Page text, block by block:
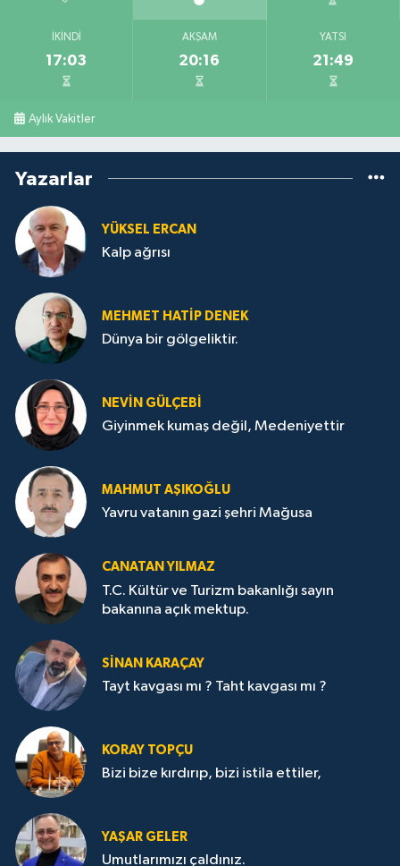
İKINDI
17:03
AKŞAM
20:16
YATSI
21:49
Aylık Vakitler
Yazarlar
YÜKSEL ERCAN
Kalp ağrısı
MEHMET HATİP DENEK
Dünya bir gölgeliktir.
NEVİN GÜLÇEBİ
Giyinmek kumaş değil, Medeniyettir
MAHMUT AŞIKOĞLU
Yavru vatanın gazi şehri Mağusa
CANATAN YILMAZ
T.C. Kültür ve Turizm bakanlığı sayın
bakanına açık mektup.
SİNAN KARAÇAY
Tayt kavgası mı ? Taht kavgası mı ?
KORAY TOPÇU
Bizi bize kırdırıp, bizi istila ettiler,
YAŞAR GELER
Umutlarımızı çaldınız.